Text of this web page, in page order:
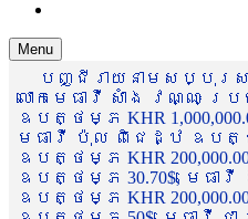
Menu
បញ្ជីរាយនាមសប្បុរសជ
លោកមេធាវី សាំង វណ្ណៈ ប្
ឧបត្ថម្ភ KHR
មេធាវី ប៉ុល ពិជេដ្ឋ ឧបត្ថ
ឧបត្ថម្ភ KHR
ឧបត្ថម្ភ 30.70$, មេធា
ឧបត្ថម្ភ KHR